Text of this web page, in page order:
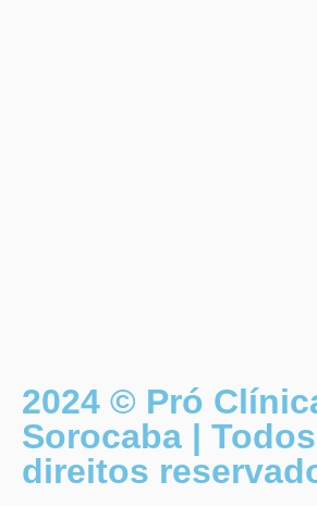
2024 © Pró
Sorocaba |
direitos